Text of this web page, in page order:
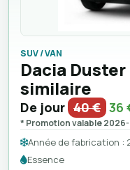
SUV / VAN
Dacia Duster
similaire
De jour 40 € 36
* Promotion valable
Année de fabrication :
Essence